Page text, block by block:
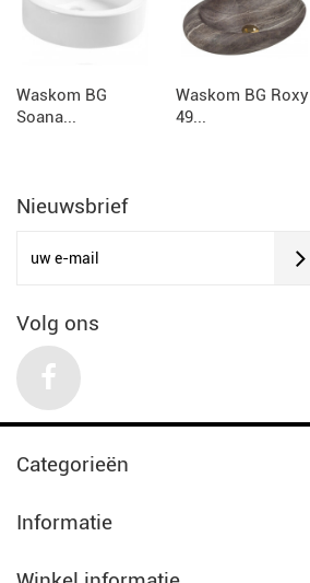
Waskom BG
Soana...
Waskom BG Roxy
49...
Nieuwsbrief
Volg ons
Categorieën
Informatie